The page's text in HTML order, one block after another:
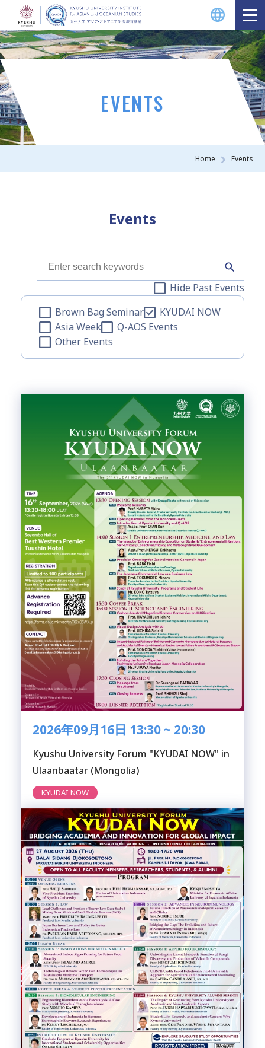
EVENTS
Home Events
Events
Brown Bag Seminar
KYUDAI NOW
Asia Week
Q-AOS Events
Other Events
Hide Past Events
2026年09月16日 13:30 ~ 20:30
Kyushu University Forum "KYUDAI NOW" in
Ulaanbaatar (Mongolia)
KYUDAI NOW